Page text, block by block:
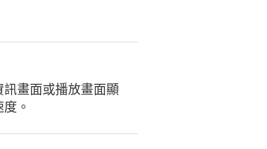
畫面或播放畫面顯
。